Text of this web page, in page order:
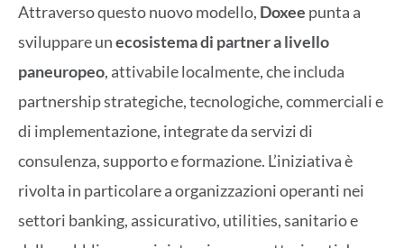
Attraverso questo nuovo modello, Doxee punta a
sviluppare unecosistema di partner a livello
paneuropeo, attivabile localmente, che includa
partnership strategiche, tecnologiche, commerciali e
di implementazione, integrate da servizi di
consulenza, supporto e formazione. L’iniziativa è
rivolta in particolare a organizzazioni operanti nei
settori banking, assicurativo, utilities, sanitario e